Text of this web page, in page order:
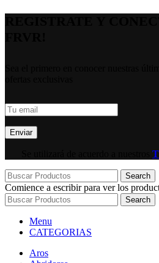
Search
Comience a escribir para ver los
Search
Menu
CATEGORIAS
Aros